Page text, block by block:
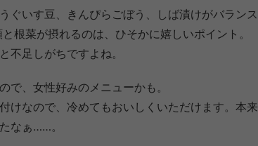
ぐいす豆、きんぴらごぼう、しば漬けがバランス
根菜が摂れるのは、ひそかに嬉しいポイント。
不足しがちですよね。
で、女性好みのメニューかも。
けなので、冷めてもおいしくいただけます。本来
なぁ……。